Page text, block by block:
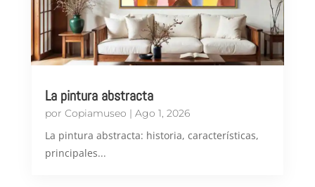
La pintura abstracta
por Copiamuseo | Ago 1, 2026
​La pintura abstracta: historia, características,
principales...